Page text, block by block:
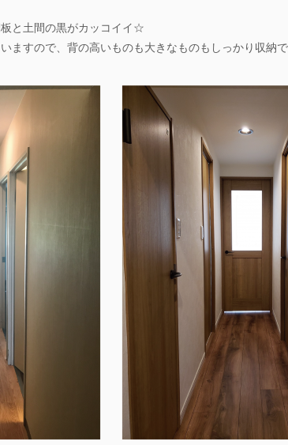
と土間の黒がカッコイイ☆
ますので、背の高いものも大きなものもしっかり収納